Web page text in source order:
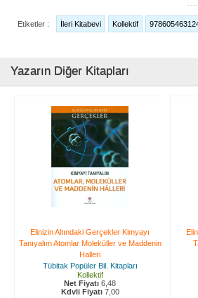
Etiketler : İleri Kitabevi Kollektif
Yazarın Diğer Kitapları
Elinizin Altındaki Gerçekler Kimyayı
Tanıyalım Atomlar Moleküller ve Maddenin
Halleri
Tübitak Popüler Bil. Kitapları
Kollektif
Net Fiyatı 6,48
Kdvli Fiyatı 7,00